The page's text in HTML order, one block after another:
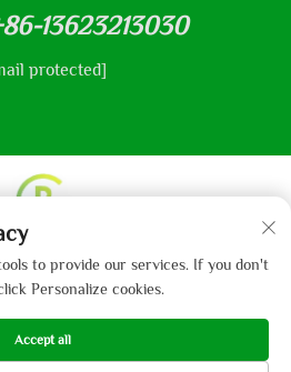
13623213030
protected]
2024 por Hebei Gaibo Textile
de Privacidade
to provide our services. If you don't
Personalize cookies.
Accept all